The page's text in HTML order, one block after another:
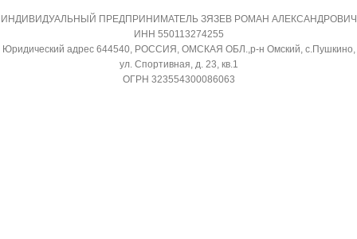
36
ДИАМЕТР ТРУБ (ГАЗ)
9,52
ИНДИВИДУАЛЬНЫЙ ПРЕДПРИНИМАТЕЛЬ ЗЯЗЕВ РОМАН АЛЕКСАНДРОВИЧ
ИНН 550113274255
Юридический адрес 644540, РОССИЯ, ОМСКАЯ ОБЛ.,р-н Омский, с.Пушкино,
ул. Спортивная, д. 23, кв.1
ОГРН 323554300086063